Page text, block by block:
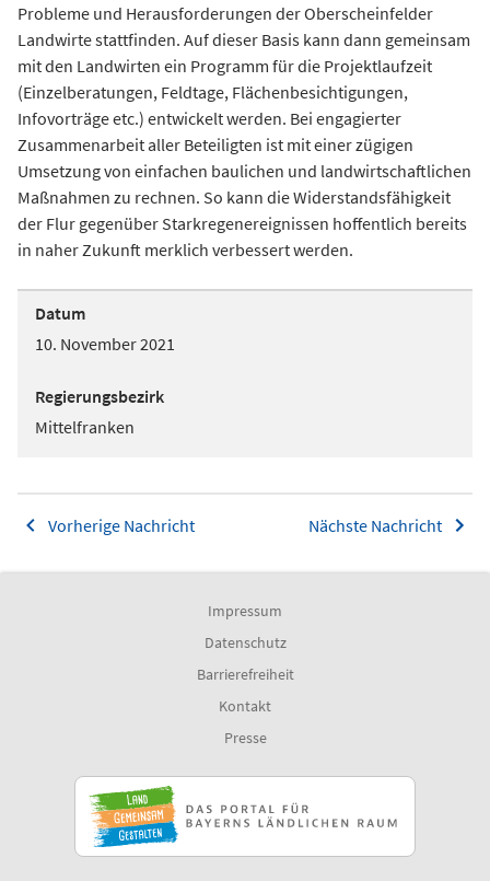
Probleme und Herausforderungen der Oberscheinfelder
Landwirte stattfinden. Auf dieser Basis kann dann gemeinsam
mit den Landwirten ein Programm für die Projektlaufzeit
(Einzelberatungen, Feldtage, Flächenbesichtigungen,
Infovorträge etc.) entwickelt werden. Bei engagierter
Zusammenarbeit aller Beteiligten ist mit einer zügigen
Umsetzung von einfachen baulichen und landwirtschaftlichen
Maßnahmen zu rechnen. So kann die Widerstandsfähigkeit
der Flur gegenüber Starkregenereignissen hoffentlich bereits
in naher Zukunft merklich verbessert werden.
Datum
10. November 2021
Regierungsbezirk
Mittelfranken
Vorherige Nachricht Nächste Nachricht
Impressum
Datenschutz
Barrierefreiheit
Kontakt
Presse